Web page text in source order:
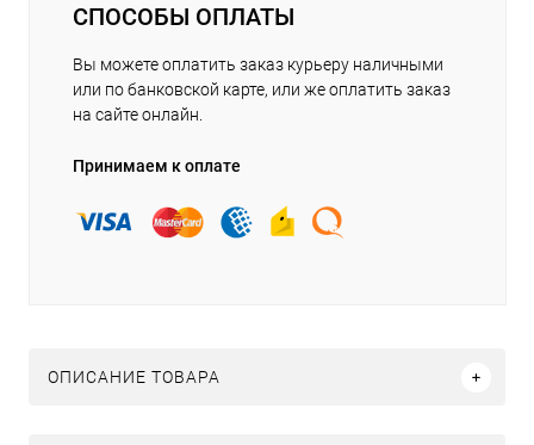
СПОСОБЫ ОПЛАТЫ
Вы можете оплатить заказ курьеру наличными
или по банковской карте, или же оплатить заказ
на сайте онлайн.
Принимаем к оплате
ОПИСАНИЕ ТОВАРА